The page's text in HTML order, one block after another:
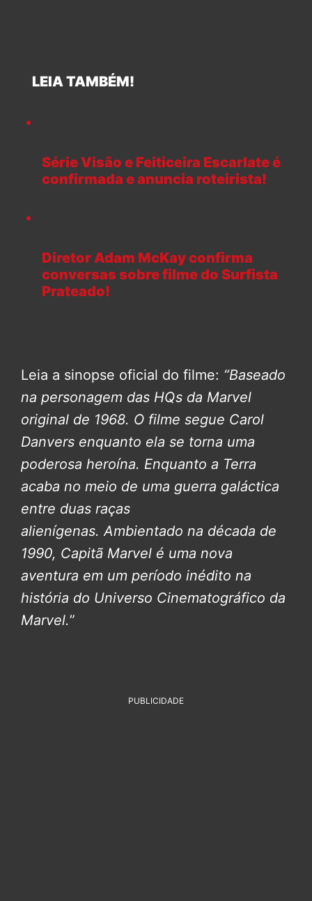
LEIA TAMBÉM!
Série Visão e Feiticeira Escarlate é
confirmada e anuncia roteirista!
Diretor Adam McKay confirma
conversas sobre filme do Surfista
Prateado!
Leia a sinopse oficial do filme: “Baseado
na personagem das HQs da Marvel
original de 1968. O filme segue Carol
Danvers enquanto ela se torna uma
poderosa heroína. Enquanto a Terra
acaba no meio de uma guerra galáctica
entre duas raças
alienígenas. Ambientado na década de
1990, Capitã Marvel é uma nova
aventura em um período inédito na
história do Universo Cinematográfico da
Marvel.”
PUBLICIDADE